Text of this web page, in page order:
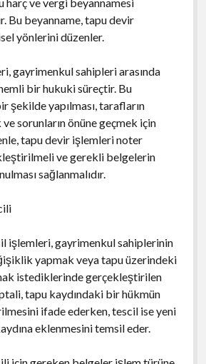
Bu beyanname, tapu devir
yönlerini düzenler.
gayrimenkul sahipleri arasında
bir hukuki süreçtir. Bu
şekilde yapılması, tarafların
sorunların önüne geçmek için
tapu devir işlemleri noter
ve gerekli belgelerin
sağlanmalıdır.
işlemleri, gayrimenkul sahiplerinin
yapmak veya tapu üzerindeki
istediklerinde gerçekleştirilen
tapu kaydındaki bir hükmün
ifade ederken, tescil ise yeni
eklenmesini temsil eder.